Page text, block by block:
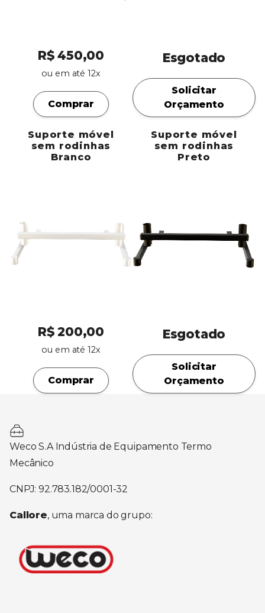
R$ 450,00
ou em até 12x
Comprar
Esgotado
Solicitar
Orçamento
Suporte móvel
sem rodinhas
Branco
R$ 200,00
ou em até 12x
Comprar
Suporte móvel
sem rodinhas
Preto
Esgotado
Solicitar
Orçamento
Weco S.A Indústria de Equipamento Termo
Mecânico
CNPJ: 92.783.182/0001-32
Callore, uma marca do grupo: